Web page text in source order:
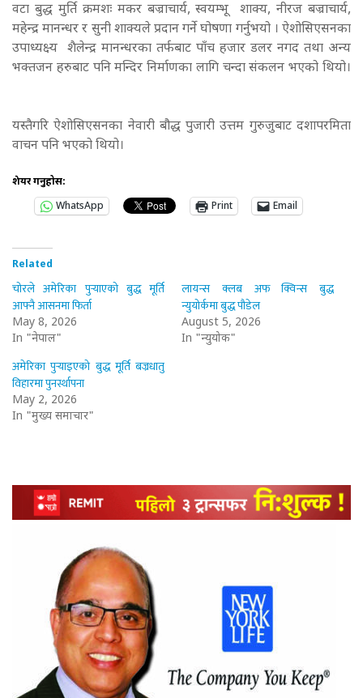
वटा बुद्ध मुर्ति क्रमशः मकर बज्राचार्य, स्वयम्भू शाक्य, नीरज बज्राचार्य,
महेन्द्र मानन्धर र सुनी शाक्यले प्रदान गर्ने घोषणा गर्नुभयो । ऐशोसिएसनका
उपाध्यक्ष्य शैलेन्द्र मानन्धरका तर्फबाट पाँच हजार डलर नगद तथा अन्य
भक्तजन हरुबाट पनि मन्दिर निर्माणका लागि चन्दा संकलन भएको थियो।
यस्तैगरि ऐशोसिएसनका नेवारी बौद्ध पुजारी उत्तम गुरुजुबाट दशापरमिता
वाचन पनि भएको थियो।
शेयर गर्नुहोस:
WhatsApp
Print Email
Related
चोरले अमेरिका पुर्‍याएको बुद्ध मूर्ति
आफ्नै आसनमा फिर्ता
May 8, 2026
In "नेपाल"
लायन्स क्लब अफ क्विन्स बुद्ध
न्युयोर्कमा बुद्ध पौडेल
August 5, 2026
In "न्युयोर्क"
अमेरिका पुर्‍याइएको बुद्ध मूर्ति बज्रधातु
विहारमा पुनर्स्थापना
May 2, 2026
In "मुख्य समाचार"